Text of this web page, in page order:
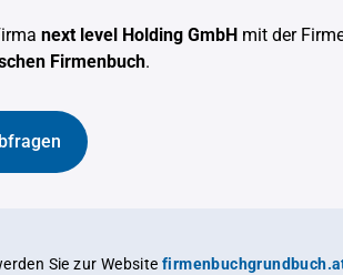
next level Holding GmbH mit der
Firmenbuch.
Sie zur Website